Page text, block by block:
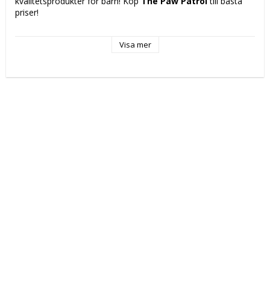
priser!
Mått ca: 25 cm
Visa mer